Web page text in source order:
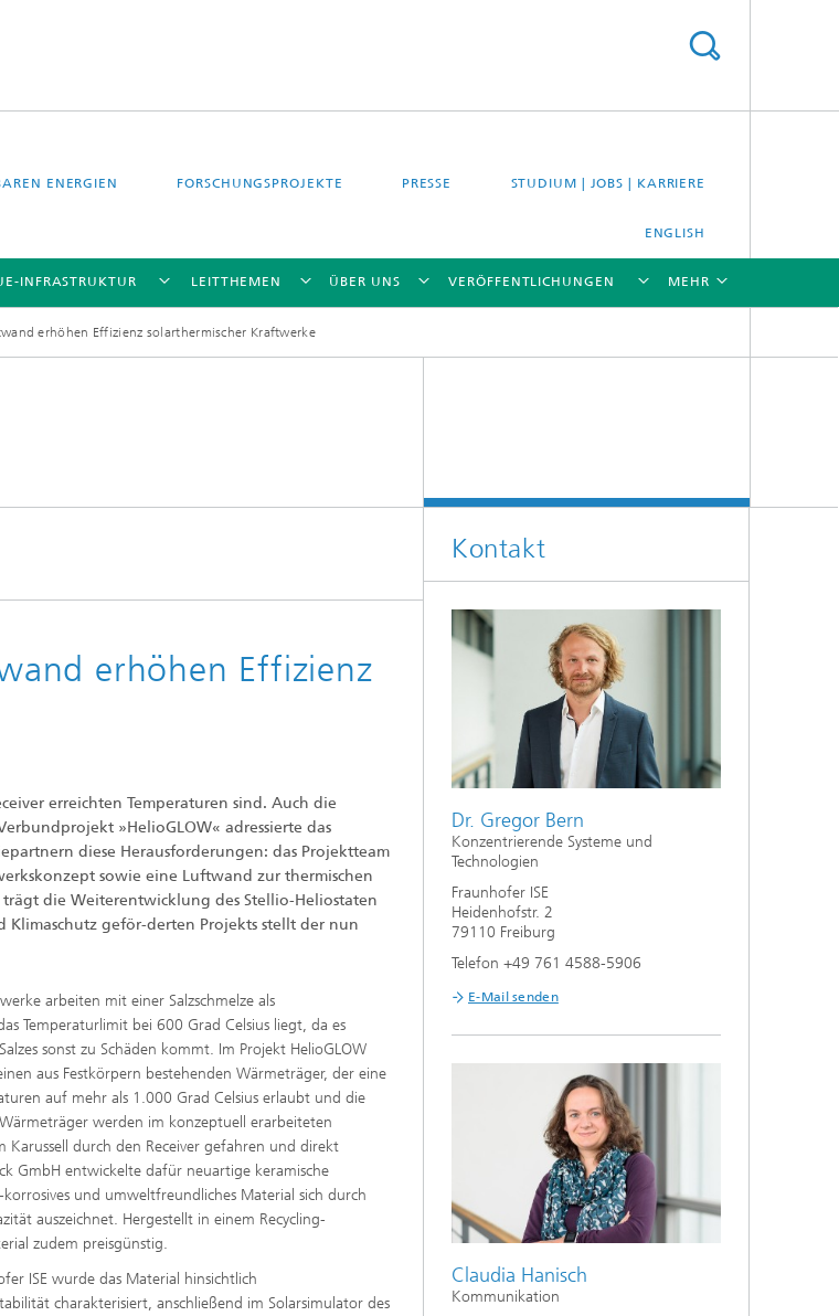
ENERGIEN FORSCHUNGSPROJEKTE PRESSE STUDIUM | JOBS | KARRIERE
ENGLISH
Digitaler Netzanschluss
Netzplanung und Netzbetrieb
Integrierte Energieinfrastrukturen:
Energiedaten und Monitoring
Flexibilitätsmanagement von
Energieanlagen
Energiekonzepte für die Industrie
Klimaneutrale Städte, Quartiere,
Vor-Ort-Systeme
Elektromobilität
INFRASTRUKTUR
TestLab PV Modules
LEITTHEMEN ÜBER UNS VERÖFFENTLICHUNGEN MEHR
erhöhen Effizienz solarthermischer Kraftwerke
erhöhen Effizienz
erreichten Temperaturen sind. Auch die
»HelioGLOW« adressierte das
diese Herausforderungen: das Projektteam
sowie eine Luftwand zur thermischen
trägt die Weiterentwicklung des Stellio-Heliostaten
Klimaschutz geför-derten Projekts stellt der nun
arbeiten mit einer Salzschmelze als
Temperaturlimit bei 600 Grad Celsius liegt, da es
sonst zu Schäden kommt. Im Projekt HelioGLOW
aus Festkörpern bestehenden Wärmeträger, der eine
auf mehr als 1.000 Grad Celsius erlaubt und die
werden im konzeptuell erarbeiteten
Karussell durch den Receiver gefahren und direkt
GmbH entwickelte dafür neuartige keramische
und umweltfreundliches Material sich durch
auszeichnet. Hergestellt in einem Recycling-
zudem preisgünstig.
ISE wurde das Material hinsichtlich
charakterisiert, anschließend im Solarsimulator des
Kontakt
Dr. Gregor Bern
Konzentrierende Systeme und
Technologien
Fraunhofer ISE
Heidenhofstr. 2
79110 Freiburg
Telefon +49 761 4588-5906
E-Mail senden
Claudia Hanisch
Kommunikation